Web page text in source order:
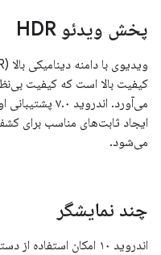
پخش ویدئو HDR
کیفیت بالا است که کیفیت
می‌شود.
چند نمایشگر
اندروید ۱۰ امکان